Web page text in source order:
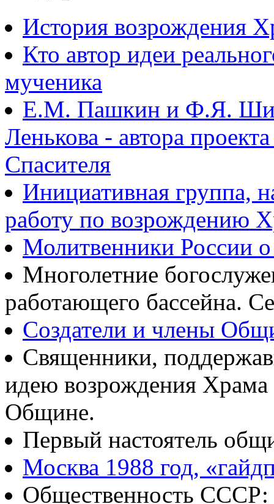
История возрождения
Кто автор идеи
мученика
Е.М. Пашкин и Ф.Я.
Ленькова - автора
Спасителя
Инициативная группа,
работу по возрождению
Молитвенники России
Многолетние
работающего бассейна.
Создатели и члены
Священники,
идею возрождения
Общине.
Первый настоятель
Москва 1988 год,
Общественность СССР: